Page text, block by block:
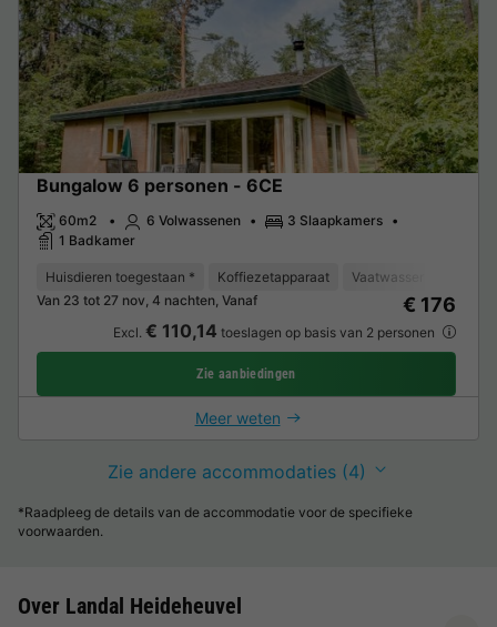
Bungalow 6 personen - 6CE
60m2 6 Volwassenen
3 Slaapkamers
1 Badkamer
Huisdieren toegestaan * Koffiezetapparaat Vaatwasser
Van 23 tot 27 nov, 4 nachten, Vanaf
€ 176
Excl. € 110,14 toeslagen op basis van 2 personen
Zie aanbiedingen
Meer weten
Zie andere accommodaties (4)
*Raadpleeg de details van de accommodatie voor de specifieke
voorwaarden.
Over Landal Heideheuvel